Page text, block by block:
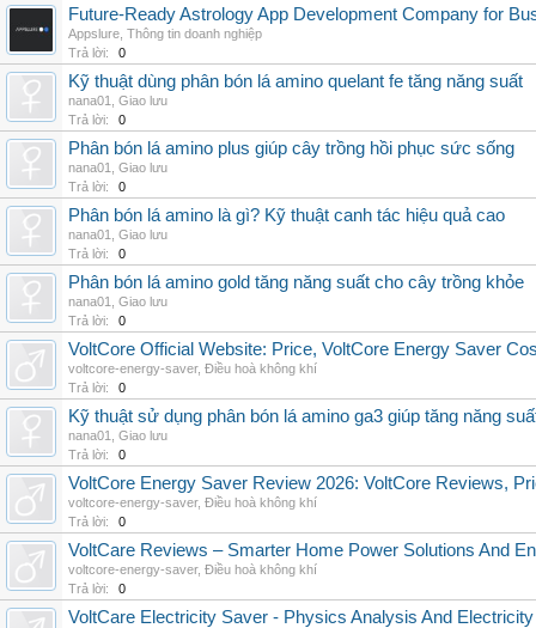
Future-Ready Astrology App Development Company for
Appslure Thông tin doanh nghiệp
Trả lời:
0
Kỹ thuật dùng phân bón lá amino quelant fe tăng năng suất
nana01
Giao lưu
Trả lời:
0
Phân bón lá amino plus giúp cây trồng hồi phục sức sống
nana01
Giao lưu
Trả lời:
0
Phân bón lá amino là gì? Kỹ thuật canh tác hiệu quả cao
nana01
Giao lưu
Trả lời:
0
Phân bón lá amino gold tăng năng suất cho cây trồng khỏe
nana01
Giao lưu
Trả lời:
0
VoltCore Official Website: Price, VoltCore Energy Saver
voltcore-energy-saver, Điều hoà không khí
Trả lời:
0
Kỹ thuật sử dụng phân bón lá amino ga3 giúp tăng năng
nana01
Giao lưu
Trả lời:
0
VoltCore Energy Saver Review 2026: VoltCore Reviews,
voltcore-energy-saver, Điều hoà không khí
Trả lời:
0
VoltCare Reviews – Smarter Home Power Solutions And
voltcore-energy-saver, Điều hoà không khí
Trả lời:
0
VoltCare Electricity Saver - Physics Analysis And